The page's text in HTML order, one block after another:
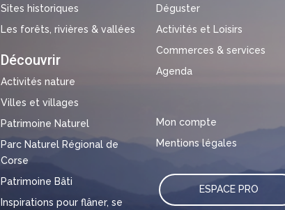
Sites historiques
Les forêts, rivières & vallées
Découvrir
Activités nature
Villes et villages
Patrimoine Naturel
Parc Naturel Régional de
Corse
Patrimoine Bâti
Inspirations pour flâner, se
Déguster
Activités et Loisirs
Commerces & services
Agenda
Mon compte
Mentions légales
ESPACE PRO